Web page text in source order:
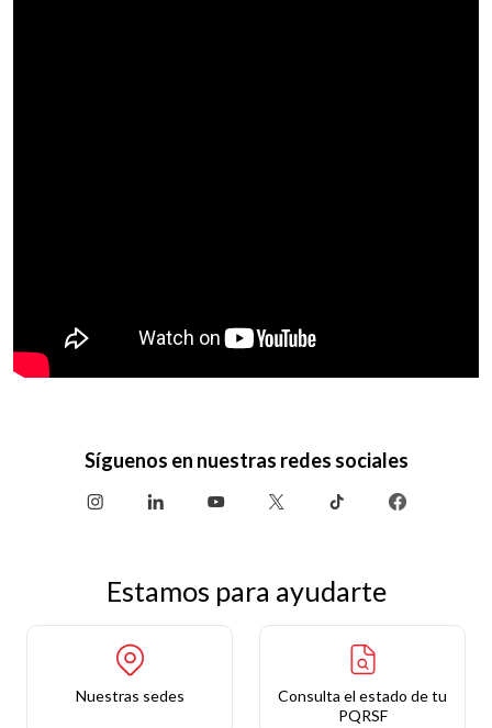
Síguenos en nuestras redes sociales
Estamos para ayudarte
Nuestras sedes
Consulta el estado de tu
PQRSF